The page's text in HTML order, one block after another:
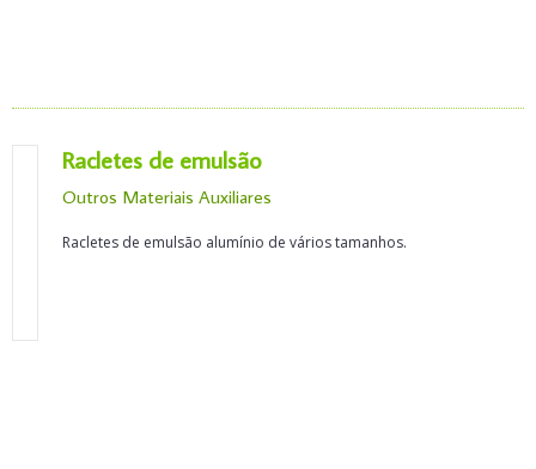
Racletes de emulsão
Outros Materiais Auxiliares
Racletes de emulsão alumínio de vários tamanhos.